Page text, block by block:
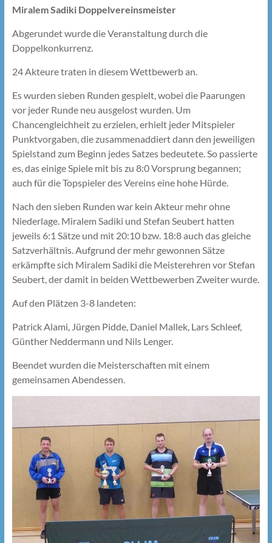
Miralem Sadiki Doppelvereinsmeister
Abgerundet wurde die Veranstaltung durch die
Doppelkonkurrenz.
24 Akteure traten in diesem Wettbewerb an.
Es wurden sieben Runden gespielt, wobei die Paarungen
vor jeder Runde neu ausgelost wurden. Um
Chancengleichheit zu erzielen, erhielt jeder Mitspieler
Punktvorgaben, die zusammenaddiert dann den jeweiligen
Spielstand zum Beginn jedes Satzes bedeutete. So passierte
es, das einige Spiele mit bis zu 8:0 Vorsprung begannen;
auch für die Topspieler des Vereins eine hohe Hürde.
Nach den sieben Runden war kein Akteur mehr ohne
Niederlage. Miralem Sadiki und Stefan Seubert hatten
jeweils 6:1 Sätze und mit 20:10 bzw. 18:8 auch das gleiche
Satzverhältnis. Aufgrund der mehr gewonnen Sätze
erkämpfte sich Miralem Sadiki die Meisterehren vor Stefan
Seubert, der damit in beiden Wettbewerben Zweiter wurde.
Auf den Plätzen 3-8 landeten:
Patrick Alami, Jürgen Pidde, Daniel Mallek, Lars Schleef,
Günther Neddermann und Nils Lenger.
Beendet wurden die Meisterschaften mit einem
gemeinsamen Abendessen.